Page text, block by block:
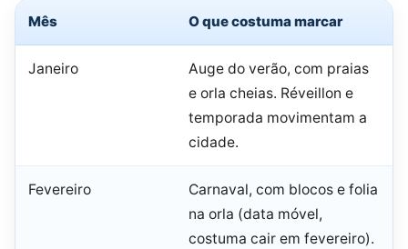
Mês O que costuma marcar
Janeiro
Auge do verão, com praias
e orla cheias. Réveillon e
temporada movimentam a
cidade.
Fevereiro
Carnaval, com blocos e folia
na orla (data móvel,
costuma cair em fevereiro).